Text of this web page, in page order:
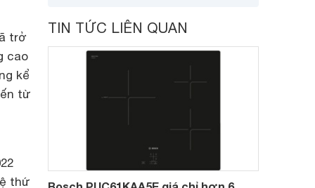
trở
cao
kể
từ
thứ
TIN TỨC LIÊN QUAN